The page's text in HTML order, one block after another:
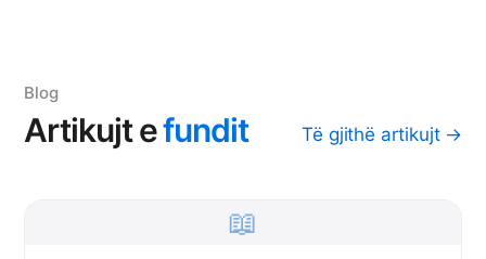
Blog
Artikujt efundit Të gjithë artikujt →
📖